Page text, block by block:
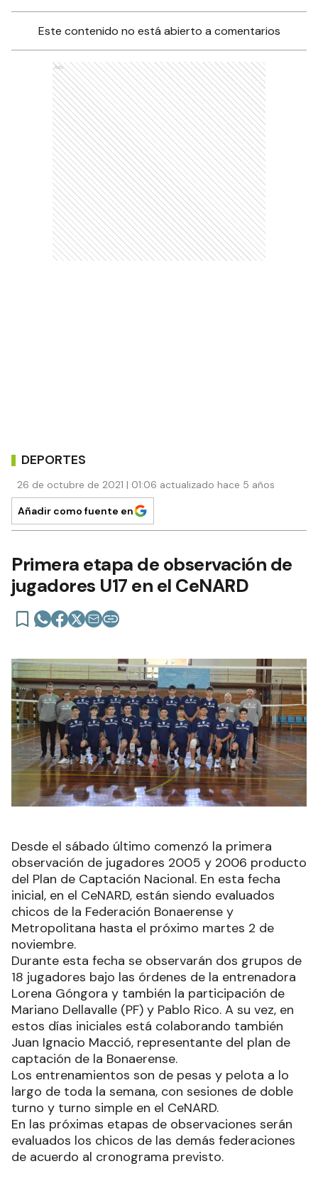
Este contenido no está abierto a comentarios
Ads
DEPORTES
26 de octubre de 2021 | 01:06 actualizado hace 5 años
Añadir como fuente en
Primera etapa de observación de
jugadores U17 en el CeNARD
Desde el sábado último comenzó la primera
observación de jugadores 2005 y 2006 producto
del Plan de Captación Nacional. En esta fecha
inicial, en el CeNARD, están siendo evaluados
chicos de la Federación Bonaerense y
Metropolitana hasta el próximo martes 2 de
noviembre.
Durante esta fecha se observarán dos grupos de
18 jugadores bajo las órdenes de la entrenadora
Lorena Góngora y también la participación de
Mariano Dellavalle (PF) y Pablo Rico. A su vez, en
estos días iniciales está colaborando también
Juan Ignacio Macció, representante del plan de
captación de la Bonaerense.
Los entrenamientos son de pesas y pelota a lo
largo de toda la semana, con sesiones de doble
turno y turno simple en el CeNARD.
En las próximas etapas de observaciones serán
evaluados los chicos de las demás federaciones
de acuerdo al cronograma previsto.